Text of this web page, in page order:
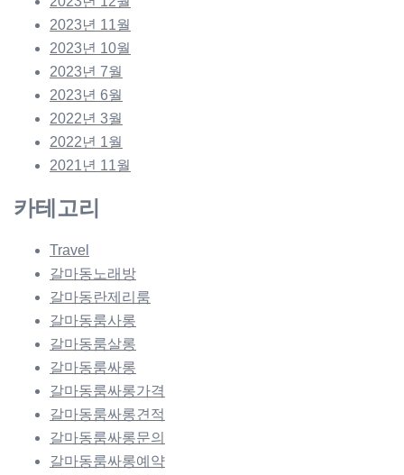
2023년 11월
2023년 10월
2023년 7월
2023년 6월
2022년 3월
2022년 1월
2021년 11월
카테고리
Travel
갈마동노래방
갈마동란제리룸
갈마동룸사롱
갈마동룸살롱
갈마동룸싸롱
갈마동룸싸롱가격
갈마동룸싸롱견적
갈마동룸싸롱문의
갈마동룸싸롱예약